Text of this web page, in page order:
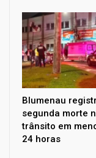
Blumenau
segunda morte
trânsito em
24 horas